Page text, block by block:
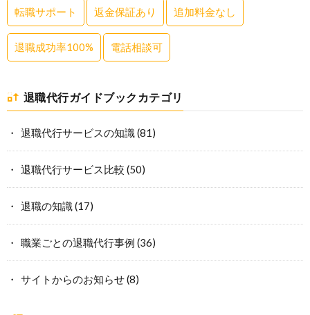
転職サポート 返金保証あり 追加料金なし
退職成功率100% 電話相談可
退職代行ガイドブックカテゴリ
退職代行サービスの知識(81)
退職代行サービス比較 (50)
退職の知識(17)
職業ごとの退職代行事例 (36)
サイトからのお知らせ(8)